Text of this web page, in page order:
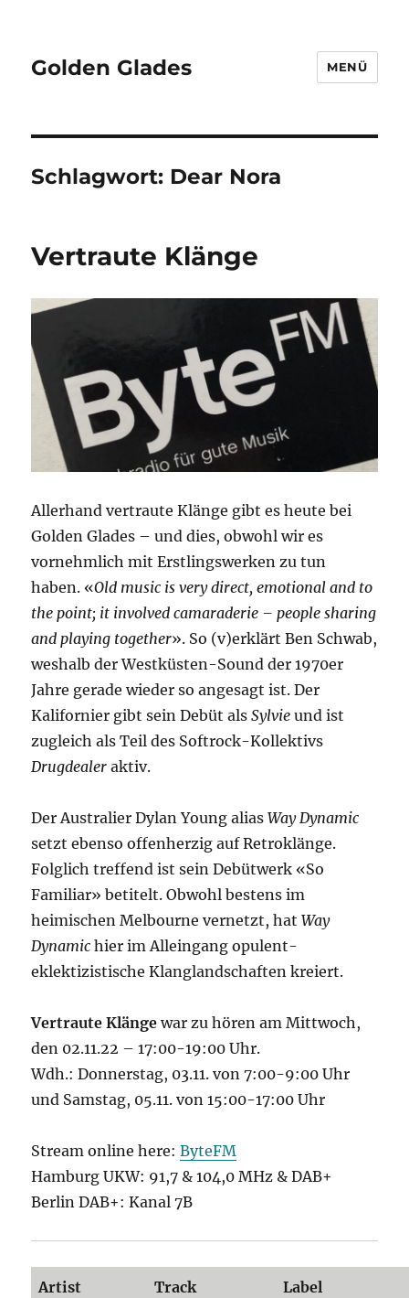
Golden Glades MENÜ
Schlagwort: Dear Nora
Vertraute Klänge
Allerhand vertraute Klänge gibt es heute bei
Golden Glades – und dies, obwohl wir es
vornehmlich mit Erstlingswerken zu tun
haben. «Old music is very direct, emotional and to
the point; it involved camaraderie – people sharing
and playing together». So (v)erklärt Ben Schwab,
weshalb der Westküsten-Sound der 1970er
Jahre gerade wieder so angesagt ist. Der
Kalifornier gibt sein Debüt alsSylvie und ist
zugleich als Teil des Softrock-Kollektivs
Drugdealer aktiv.
Der Australier Dylan Young aliasWay Dynamic
setzt ebenso offenherzig auf Retroklänge.
Folglich treffend ist sein Debütwerk «So
Familiar» betitelt. Obwohl bestens im
heimischen Melbourne vernetzt, hatWay
Dynamic hier im Alleingang opulent-
eklektizistische Klanglandschaften kreiert.
Vertraute Klängewar zu hören am Mittwoch,
den 02.11.22 – 17:00-19:00 Uhr.
Wdh.: Donnerstag, 03.11. von 7:00-9:00 Uhr
und Samstag, 05.11. von 15:00-17:00 Uhr
Stream online here:ByteFM
Hamburg UKW: 91,7 & 104,0 MHz & DAB+
Berlin DAB+: Kanal 7B
Artist Track Label